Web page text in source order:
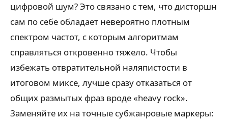
цифровой шум? Это связано с тем, что дисторшн
сам по себе обладает невероятно плотным
спектром частот, с которым алгоритмам
справляться откровенно тяжело. Чтобы
избежать отвратительной наляпистости в
итоговом миксе, лучше сразу отказаться от
общих размытых фраз вроде «heavy rock».
Заменяйте их на точные субжанровые маркеры: